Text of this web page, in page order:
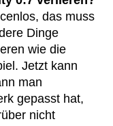
das muss
Dinge
wie die
Jetzt kann
man
gepasst hat,
nicht